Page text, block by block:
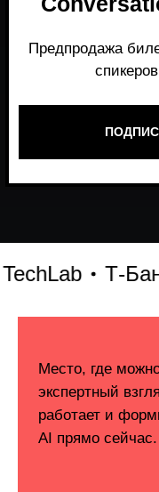
Т-Банк
Место, где можно
работает и формирует